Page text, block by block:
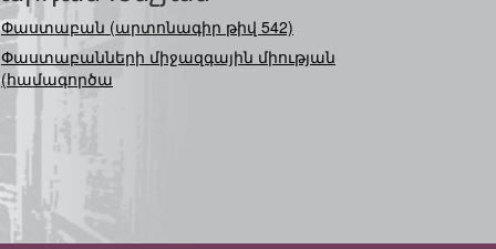
Փաստաբան (արտոնագիր թիվ 542)
Փաստաբանների միջազգային միության
(համագործակցության)